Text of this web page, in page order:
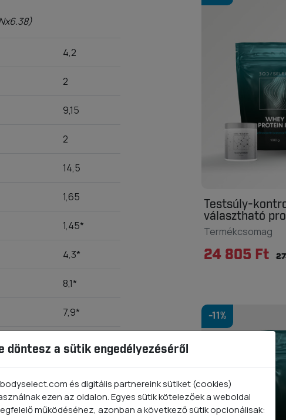
4,2
2
9,15
2
14,5
1,65
1,45*
4,3*
8,1*
7,9*
1,8*
2,5*
5
Testsúly-
választható
Termékcsomag
24 805 Ft
-11%
döntesz a sütik engedélyezéséről
és digitális partnereink sütiket (cookies)
ezen az oldalon. Egyes sütik kötelezőek a weboldal
működéséhez, azonban a következő sütik opcionálisak: